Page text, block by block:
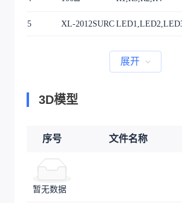
5 XL-2012SURC
展开
3D模型
序号 文件名称
暂无数据